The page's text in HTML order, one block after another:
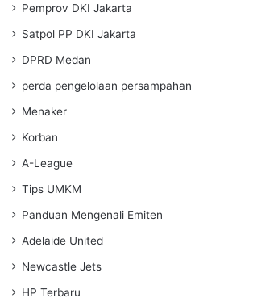
Pemprov DKI Jakarta
Satpol PP DKI Jakarta
DPRD Medan
perda pengelolaan persampahan
Menaker
Korban
A-League
Tips UMKM
Panduan Mengenali Emiten
Adelaide United
Newcastle Jets
HP Terbaru